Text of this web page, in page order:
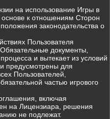
на использование Игры в
к отношениям Сторон
законодательства о
Пользователя
документы,
и вытекает из условий
предусмотрены для
Пользователей,
частью игрового
включая
на Лицензиара, решения
не подлежат.